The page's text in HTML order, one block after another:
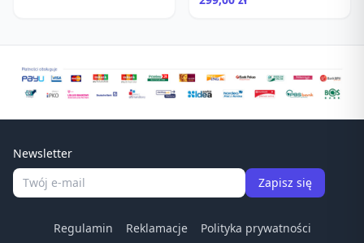
Newsletter
Zapisz się
Regulamin Reklamacje Polityka prywatności